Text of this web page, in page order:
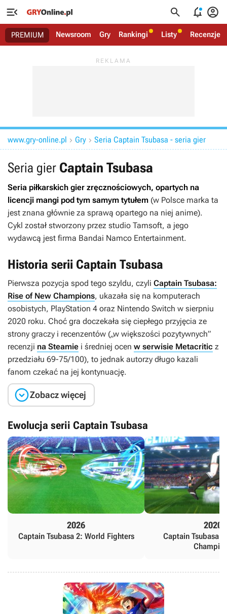
   
PREMIUM Newsroom Gry Rankingi Listy Recenzje
www.gry-online.pl  Gry  Seria Captain Tsubasa - seria gier
Seria gier Captain Tsubasa
Seria piłkarskich gier zręcznościowych, opartych na
licencji mangi pod tym samym tytułem (w Polsce marka ta
jest znana głównie za sprawą opartego na niej anime).
Cykl został stworzony przez studio Tamsoft, a jego
wydawcą jest firma Bandai Namco Entertainment.
Historia serii Captain Tsubasa
Pierwsza pozycja spod tego szyldu, czyli Captain Tsubasa:
Rise of New Champions, ukazała się na komputerach
osobistych, PlayStation 4 oraz Nintendo Switch w sierpniu
2020 roku. Choć gra doczekała się ciepłego przyjęcia ze
strony graczy i recenzentów („w większości pozytywnych”
recenzji na Steamie i średniej ocen w serwisie Metacritic z
przedziału 69-75/100), to jednak autorzy długo kazali
fanom czekać na jej kontynuację.
Zobacz więcej
Ewolucja serii Captain Tsubasa
2026
Captain Tsubasa 2: World Fighters
2020
Captain Tsubasa: